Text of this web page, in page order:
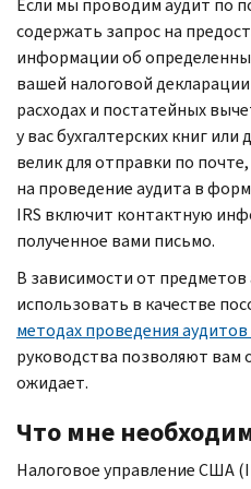
содержать запрос на
информации об
вашей налоговой
расходах и постатейных
у вас бухгалтерских книг
велик для отправки по
на проведение аудита в
IRS включит контактную
полученное вами письмо.
В зависимости от
использовать в качестве
методах проведения
руководства позволяют вам
ожидает.
Что мне
Налоговое управление США (